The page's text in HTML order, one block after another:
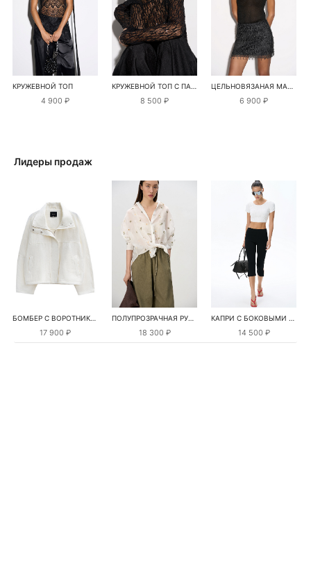
КРУЖЕВНОЙ ТОП
4 900 ₽
КРУЖЕВНОЙ ТОП С ПАЙЕТКАМИ
8 500 ₽
ЦЕЛЬНОВЯЗАНАЯ МАЙКА С ЛЮРЕКСОМ
6 900 ₽
Лидеры продаж
БОМБЕР С ВОРОТНИКОМ-СТОЙКОЙ
17 900 ₽
ПОЛУПРОЗРАЧНАЯ РУБАШКА С РОМАШКАМИ
18 300 ₽
КАПРИ С БОКОВЫМИ РАЗРЕЗАМИ
14 500 ₽